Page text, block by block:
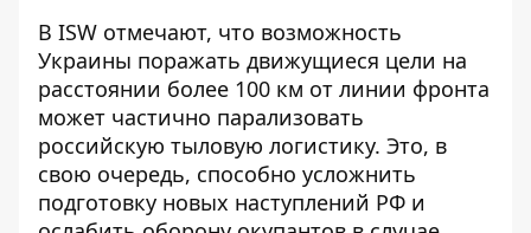
В ISW отмечают, что возможность
Украины поражать движущиеся цели на
расстоянии более 100 км от линии фронта
может частично парализовать
российскую тыловую логистику. Это, в
свою очередь, способно усложнить
подготовку новых наступлений РФ и